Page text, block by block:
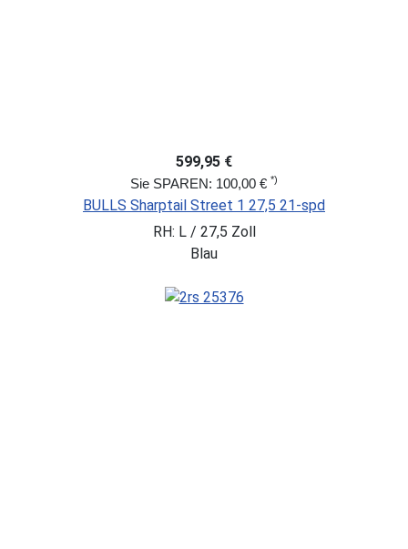
599,95 €
Sie SPAREN: 100,00 € *)
BULLS Sharptail Street 1 27,5 21-spd
RH: L / 27,5 Zoll
Blau